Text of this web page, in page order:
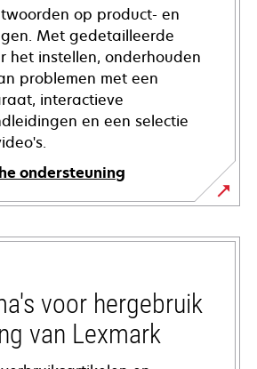
op product- en
Met gedetailleerde
het instellen, onderhouden
problemen met een
interactieve
en een selectie
ondersteuning
voor hergebruik
van Lexmark